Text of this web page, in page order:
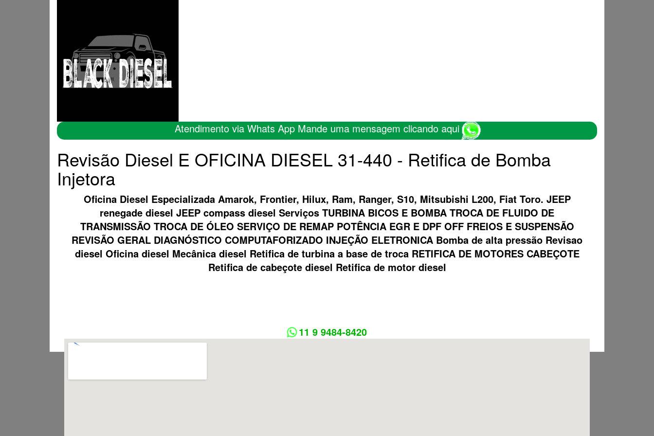
Atendimento via Whats App Mande uma mensagem clicando aqui
Revisão Diesel E OFICINA DIESEL 31-440 - Retifica de Bomba
Injetora
Oficina Diesel Especializada Amarok, Frontier, Hilux, Ram, Ranger, S10, Mitsubishi L200, Fiat Toro. JEEP
renegade diesel JEEP compass diesel Serviços TURBINA BICOS E BOMBA TROCA DE FLUIDO DE
TRANSMISSÃO TROCA DE ÓLEO SERVIÇO DE REMAP POTÊNCIA EGR E DPF OFF FREIOS E SUSPENSÃO
REVISÃO GERAL DIAGNÓSTICO COMPUTAFORIZADO INJEÇÃO ELETRONICA Bomba de alta pressão Revisao
diesel Oficina diesel Mecânica diesel Retifica de turbina a base de troca RETIFICA DE MOTORES CABEÇOTE
Retifica de cabeçote diesel Retifica de motor diesel
11 9 9484-8420